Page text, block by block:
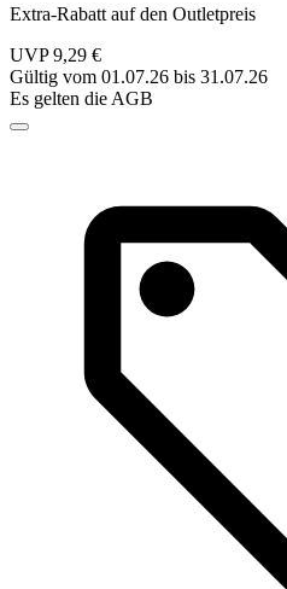
Extra-Rabatt auf den Outletpreis
UVP 9,29 €
Gültig vom 01.07.26 bis 31.07.26
Es gelten die AGB